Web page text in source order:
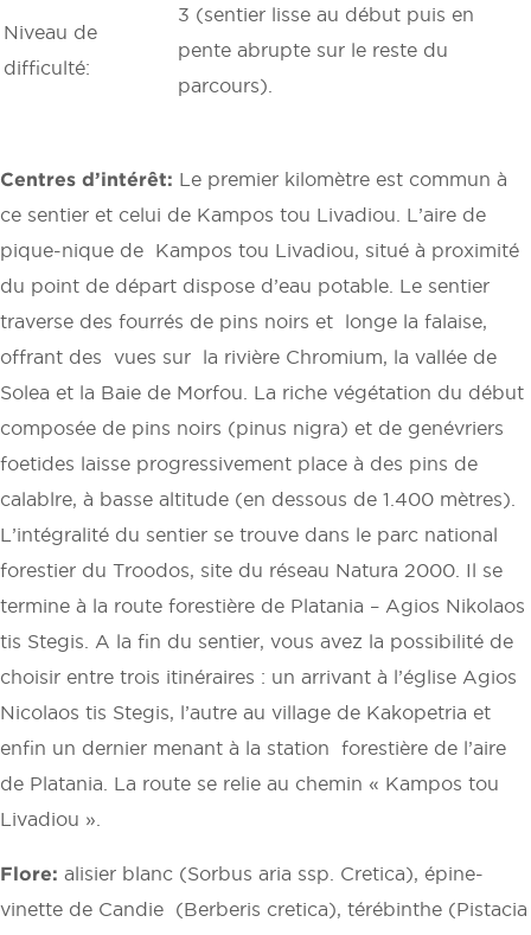
Niveau de
difficulté:
3 (sentier lisse au début puis en
pente abrupte sur le reste du
parcours).
Centres d’intérêt: Le premier kilomètre est commun à
ce sentier et celui de Kampos tou Livadiou. L’aire de
pique-nique de Kampos tou Livadiou, situé à proximité
du point de départ dispose d’eau potable. Le sentier
traverse des fourrés de pins noirs et longe la falaise,
offrant des vues sur la rivière Chromium, la vallée de
Solea et la Baie de Morfou. La riche végétation du début
composée de pins noirs (pinus nigra) et de genévriers
foetides laisse progressivement place à des pins de
calablre, à basse altitude (en dessous de 1.400 mètres).
L’intégralité du sentier se trouve dans le parc national
forestier du Troodos, site du réseau Natura 2000. Il se
termine à la route forestière de Platania – Agios Nikolaos
tis Stegis. A la fin du sentier, vous avez la possibilité de
choisir entre trois itinéraires : un arrivant à l’église Agios
Nicolaos tis Stegis, l’autre au village de Kakopetria et
enfin un dernier menant à la station forestière de l’aire
de Platania. La route se relie au chemin « Kampos tou
Livadiou ».
Flore: alisier blanc (Sorbus aria ssp. Cretica), épine-
vinette de Candie (Berberis cretica), térébinthe (Pistacia